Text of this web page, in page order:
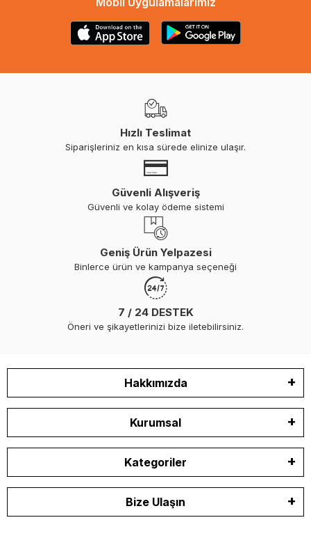
Hızlı Teslimat
Siparişleriniz en kısa sürede elinize ulaşır.
Güvenli Alışveriş
Güvenli ve kolay ödeme sistemi
Geniş Ürün Yelpazesi
Binlerce ürün ve kampanya seçeneği
7 / 24 DESTEK
Öneri ve şikayetlerinizi bize iletebilirsiniz.
Hakkımızda
Kurumsal
Kategoriler
Bize Ulaşın